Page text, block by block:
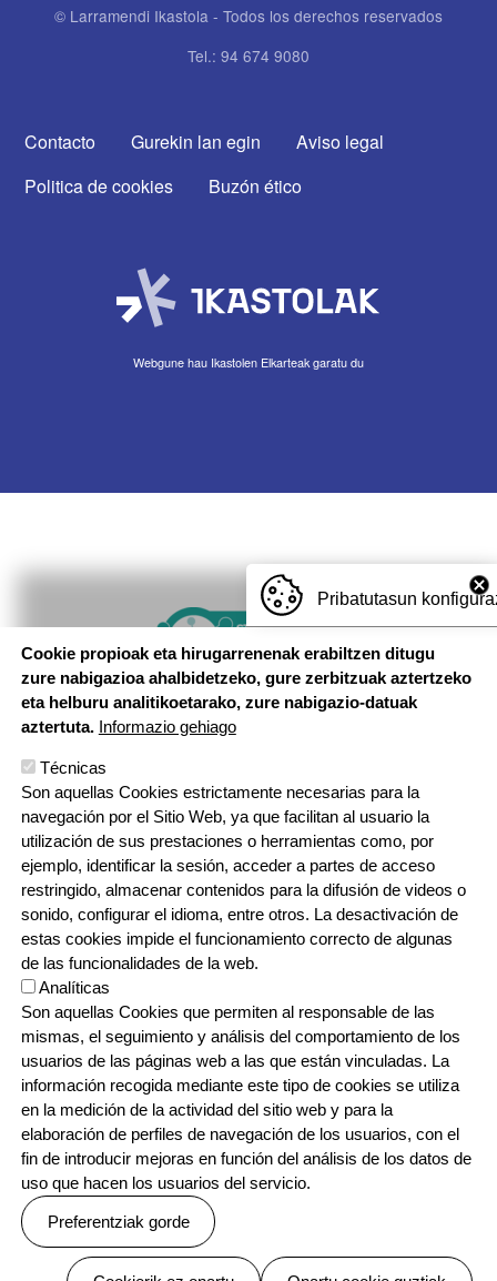
© Larramendi Ikastola - Todos los derechos reservados
Tel.: 94 674 9080
CONTACTA CON NOSOTROS
Contacto Gurekin lan egin
Aviso legal
Politica de cookies
Buzón ético
Webgune hau Ikastolen Elkarteak garatu du
Imagen
Pribatutasun
Cookie propioak eta hirugarrenenak erabiltzen ditugu
zure nabigazioa ahalbidetzeko, gure zerbitzuak aztertzeko
eta helburu analitikoetarako, zure nabigazio-datuak
aztertuta. Informazio gehiago
Técnicas
Son aquellas Cookies estrictamente necesarias para la
navegación por el Sitio Web, ya que facilitan al usuario la
utilización de sus prestaciones o herramientas como, por
ejemplo, identificar la sesión, acceder a partes de acceso
restringido, almacenar contenidos para la difusión de videos o
sonido, configurar el idioma, entre otros. La desactivación de
estas cookies impide el funcionamiento correcto de algunas
de las funcionalidades de la web.
Analíticas
Son aquellas Cookies que permiten al responsable de las
mismas, el seguimiento y análisis del comportamiento de los
usuarios de las páginas web a las que están vinculadas. La
información recogida mediante este tipo de cookies se utiliza
en la medición de la actividad del sitio web y para la
elaboración de perfiles de navegación de los usuarios, con el
fin de introducir mejoras en función del análisis de los datos de
uso que hacen los usuarios del servicio.
Preferentziak gorde